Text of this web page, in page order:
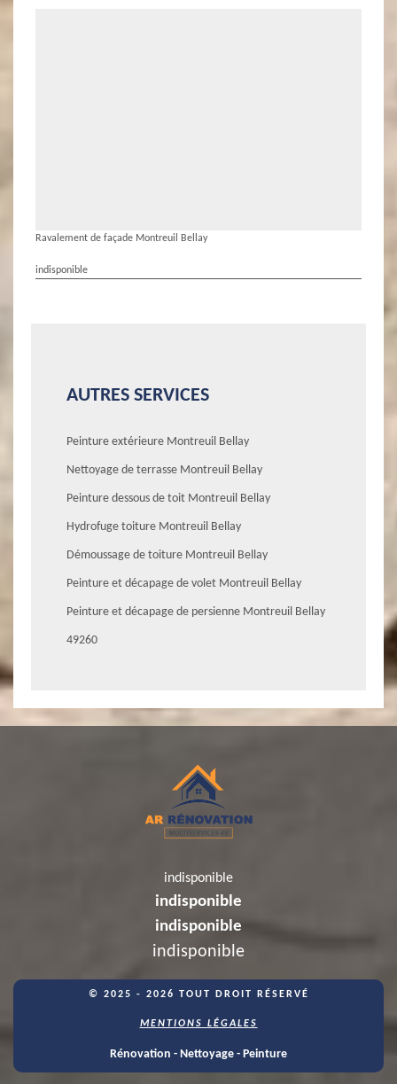
Ravalement de façade Montreuil Bellay
indisponible
AUTRES SERVICES
Peinture extérieure Montreuil Bellay
Nettoyage de terrasse Montreuil Bellay
Peinture dessous de toit Montreuil Bellay
Hydrofuge toiture Montreuil Bellay
Démoussage de toiture Montreuil Bellay
Peinture et décapage de volet Montreuil Bellay
Peinture et décapage de persienne Montreuil Bellay
49260
indisponible
indisponible
indisponible
indisponible
© 2025 - 2026 TOUT DROIT RÉSERVÉ
MENTIONS LÉGALES
Rénovation - Nettoyage - Peinture